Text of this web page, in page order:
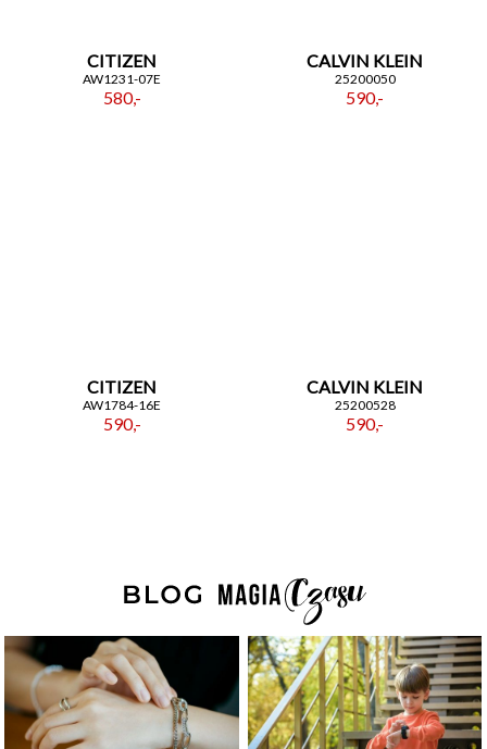
CITIZEN
AW1231-07E
580,-
CALVIN KLEIN
25200050
590,-
CITIZEN
AW1784-16E
590,-
CALVIN KLEIN
25200528
590,-
prywatności